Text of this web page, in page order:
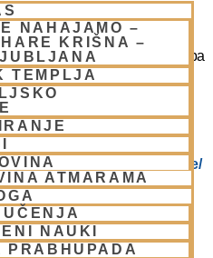
NAHAJAMO –
KRIŠNA –
TEMPLJA
ATMARAMA
UČENJA
NAUKI
PRABHUPADA
glasba
templju prepovedano. Lahko pa
slike v dvorani.
parkiranje/